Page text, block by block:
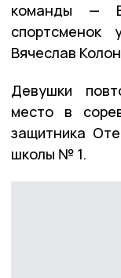
команды —
спортсменок
Вячеслав
Девушки
место в
защитника
школы № 1.